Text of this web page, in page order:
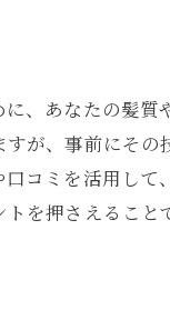
、あなたの髪質
が、事前にその
コミを活用して
を押さえること